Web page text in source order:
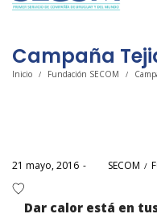
Campaña
Inicio / Fundación SECOM /
Posted
on
21 mayo, 2016 SECOM
Dar calor está en